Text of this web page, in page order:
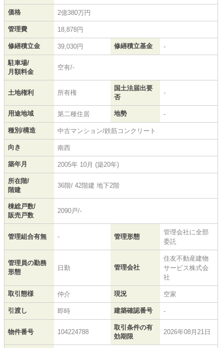
価格 2億380万円
管理費 18,878円
修繕積立金 39,030円 修繕積立基金 -
駐車場/
月額料金
空有/-
土地権利 所有権
国土法届出要
否
-
用途地域 第二種住居 地勢 -
種別/構造 中古マンション/鉄筋コンクリート
向き 南西
築年月 2005年 10月 (築20年)
所在階/
階建
36階/ 42階建 地下2階
棟総戸数/
販売戸数
2090戸/-
管理組合有無 - 管理形態
管理会社に全部
委託
管理員の勤務
形態
日勤 管理会社
住友不動産建物
サービス株式会
社
取引態様 仲介 現況 空家
引渡し 即時 建築確認番号 -
物件番号 104224788
取引条件の有
効期限
2026年08月21日